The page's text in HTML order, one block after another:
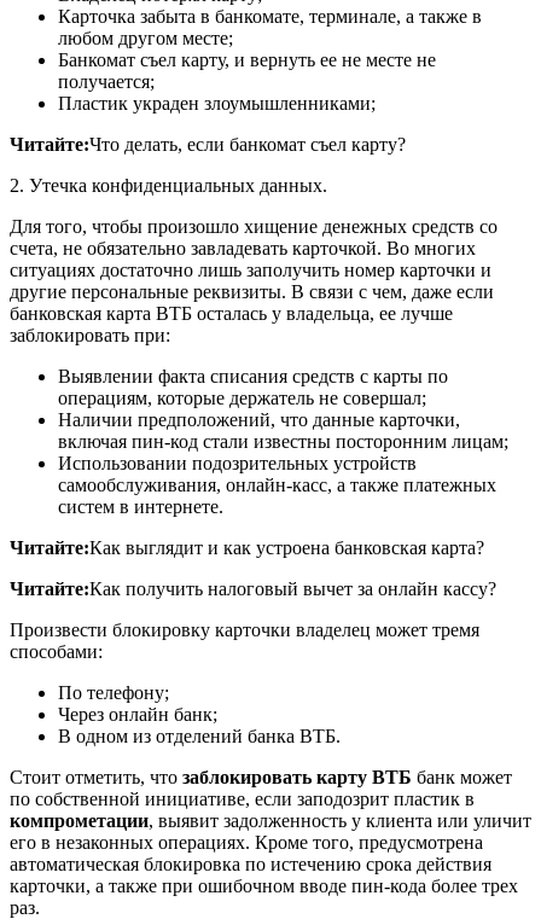
Карточка забыта в банкомате, терминале, а также в
любом другом месте;
Банкомат съел карту, и вернуть ее не месте не
получается;
Пластик украден злоумышленниками;
Читайте:Что делать, если банкомат съел карту?
2. Утечка конфиденциальных данных.
Для того, чтобы произошло хищение денежных средств со
счета, не обязательно завладевать карточкой. Во многих
ситуациях достаточно лишь заполучить номер карточки и
другие персональные реквизиты. В связи с чем, даже если
банковская карта ВТБ осталась у владельца, ее лучше
заблокировать при:
Выявлении факта списания средств с карты по
операциям, которые держатель не совершал;
Наличии предположений, что данные карточки,
включая пин-код стали известны посторонним лицам;
Использовании подозрительных устройств
самообслуживания, онлайн-касс, а также платежных
систем в интернете.
Читайте:Как выглядит и как устроена банковская карта?
Читайте:Как получить налоговый вычет за онлайн кассу?
Произвести блокировку карточки владелец может тремя
способами:
По телефону;
Через онлайн банк;
В одном из отделений банка ВТБ.
Стоит отметить, что заблокировать карту ВТБ банк может
по собственной инициативе, если заподозрит пластик в
компрометации, выявит задолженность у клиента или уличит
его в незаконных операциях. Кроме того, предусмотрена
автоматическая блокировка по истечению срока действия
карточки, а также при ошибочном вводе пин-кода более трех
раз.